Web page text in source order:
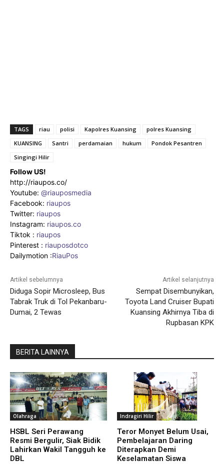
TAGS riau polisi Kapolres Kuansing
polres Kuansing
KUANSING
Santri perdamaian hukum
Pondok Pesantren
Singingi Hilir
Follow US!
http://riaupos.co/
Youtube: @riauposmedia
Facebook: riaupos
Twitter: riaupos
Instagram: riaupos.co
Tiktok : riaupos
Pinterest : riauposdotco
Dailymotion :RiauPos
Artikel sebelumnya
Diduga Sopir Microsleep, Bus
Tabrak Truk di Tol Pekanbaru-
Dumai, 2 Tewas
Artikel selanjutnya
Sempat Disembunyikan,
Toyota Land Cruiser Bupati
Kuansing Akhirnya Tiba di
Rupbasan KPK
BERITA LAINNYA
Olahraga
HSBL Seri Perawang
Resmi Bergulir, Siak Bidik
Lahirkan Wakil Tangguh ke
DBL
Indragiri Hilir
Teror Monyet Belum Usai,
Pembelajaran Daring
Diterapkan Demi
Keselamatan Siswa